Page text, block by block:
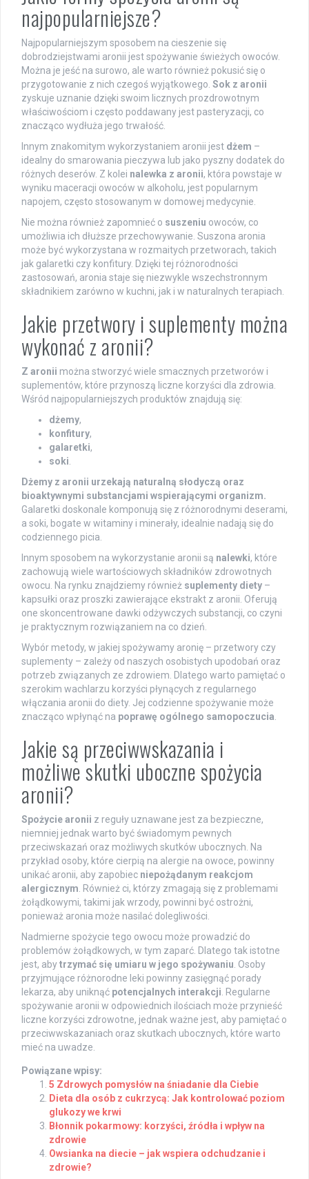
najpopularniejsze?
Najpopularniejszym sposobem na cieszenie się
dobrodziejstwami aronii jest spożywanie świeżych owoców.
Można je jeść na surowo, ale warto również pokusić się o
przygotowanie z nich czegoś wyjątkowego. Sok z aronii
zyskuje uznanie dzięki swoim licznych prozdrowotnym
właściwościom i często poddawany jest pasteryzacji, co
znacząco wydłuża jego trwałość.
Innym znakomitym wykorzystaniem aronii jest dżem –
idealny do smarowania pieczywa lub jako pyszny dodatek do
różnych deserów. Z kolei nalewka z aronii, która powstaje w
wyniku maceracji owoców w alkoholu, jest popularnym
napojem, często stosowanym w domowej medycynie.
Nie można również zapomnieć o suszeniu owoców, co
umożliwia ich dłuższe przechowywanie. Suszona aronia
może być wykorzystana w rozmaitych przetworach, takich
jak galaretki czy konfitury. Dzięki tej różnorodności
zastosowań, aronia staje się niezwykle wszechstronnym
składnikiem zarówno w kuchni, jak i w naturalnych terapiach.
Jakie przetwory i suplementy można
wykonać z aronii?
Z aronii można stworzyć wiele smacznych przetworów i
suplementów, które przynoszą liczne korzyści dla zdrowia.
Wśród najpopularniejszych produktów znajdują się:
dżemy,
konfitury,
galaretki,
soki
Dżemy z aronii urzekają naturalną słodyczą oraz
bioaktywnymi substancjami wspierającymi organizm.
Galaretki doskonale komponują się z różnorodnymi deserami,
a soki, bogate w witaminy i minerały, idealnie nadają się do
codziennego picia.
Innym sposobem na wykorzystanie aronii są nalewki, które
zachowują wiele wartościowych składników zdrowotnych
owocu. Na rynku znajdziemy również suplementy diety –
kapsułki oraz proszki zawierające ekstrakt z aronii. Oferują
one skoncentrowane dawki odżywczych substancji, co czyni
je praktycznym rozwiązaniem na co dzień.
Wybór metody, w jakiej spożywamy aronię – przetwory czy
suplementy – zależy od naszych osobistych upodobań oraz
potrzeb związanych ze zdrowiem. Dlatego warto pamiętać o
szerokim wachlarzu korzyści płynących z regularnego
włączania aronii do diety. Jej codzienne spożywanie może
znacząco wpłynąć na poprawę ogólnego samopoczucia
Jakie są przeciwwskazania i
możliwe skutki uboczne spożycia
aronii?
Spożycie aronii z reguły uznawane jest za bezpieczne,
niemniej jednak warto być świadomym pewnych
przeciwskazań oraz możliwych skutków ubocznych. Na
przykład osoby, które cierpią na alergie na owoce, powinny
unikać aronii, aby zapobiec niepożądanym reakcjom
alergicznym . Również ci, którzy zmagają się z problemami
żołądkowymi, takimi jak wrzody, powinni być ostrożni,
ponieważ aronia może nasilać dolegliwości.
Nadmierne spożycie tego owocu może prowadzić do
problemów żołądkowych, w tym zaparć. Dlatego tak istotne
jest, abytrzymać się umiaru w jego spożywaniu . Osoby
przyjmujące różnorodne leki powinny zasięgnąć porady
lekarza, aby uniknąć potencjalnych interakcji . Regularne
spożywanie aronii w odpowiednich ilościach może przynieść
liczne korzyści zdrowotne, jednak ważne jest, aby pamiętać o
przeciwwskazaniach oraz skutkach ubocznych, które warto
mieć na uwadze.
Powiązane wpisy:
5 Zdrowych pomysłów na śniadanie dla Ciebie
Dieta dla osób z cukrzycą: Jak kontrolować poziom
glukozy we krwi
Błonnik pokarmowy: korzyści, źródła i wpływ na
zdrowie
Owsianka na diecie – jak wspiera odchudzanie i
zdrowie?